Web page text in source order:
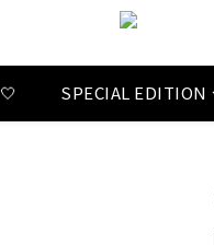
SPECIAL EDITION